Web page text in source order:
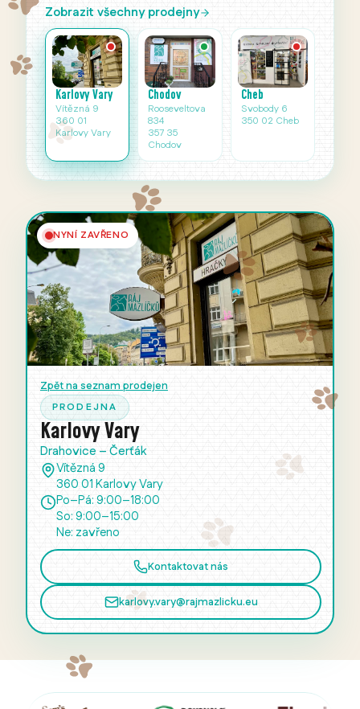
Zobrazit všechny prodejny
Karlovy Vary
Vítězná 9
360 01
Karlovy Vary
Chodov
Rooseveltova
834
357 35
Chodov
Cheb
Svobody 6
350 02 Cheb
NYNÍ ZAVŘENO
Zpět na seznam prodejen
PRODEJNA
Karlovy Vary
Drahovice – Čerťák
Vítězná 9
360 01 Karlovy Vary
Po–Pá: 9:00–18:00
So: 9:00–15:00
Ne: zavřeno
Kontaktovat nás
karlovy.vary@rajmazlicku.eu